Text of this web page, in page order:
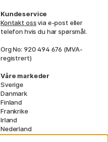
Kundeservice
Kontakt ossvia e-post eller
telefon hvis du har spørsmål.
Org No: 920 494 676 (MVA-
registrert)
Våre markeder
Sverige
Danmark
Finland
Frankrike
Irland
Nederland
Tyskland